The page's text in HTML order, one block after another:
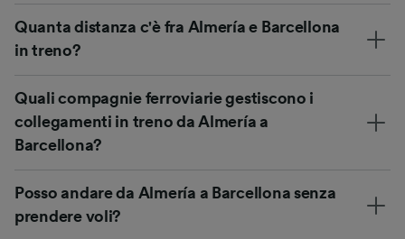
Quanta distanza c'è fra Almería e Barcellona
in treno?
Quali compagnie ferroviarie gestiscono i
collegamenti in treno da Almería a
Barcellona?
Posso andare da Almería a Barcellona senza
prendere voli?